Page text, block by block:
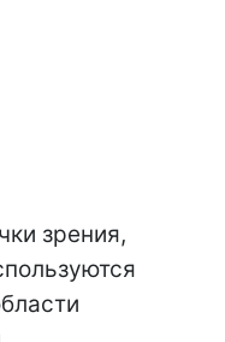
зрения,